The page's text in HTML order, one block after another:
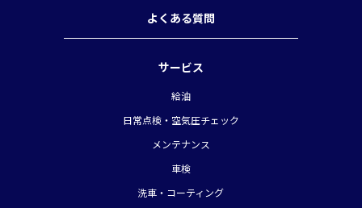
よくある質問
サービス
給油
日常点検・空気圧チェック
メンテナンス
車検
洗車・コーティング